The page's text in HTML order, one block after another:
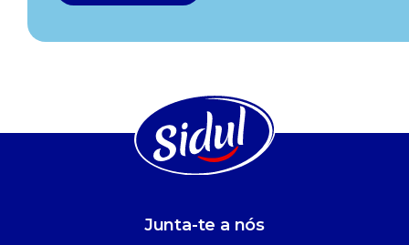
Junta-te a nós